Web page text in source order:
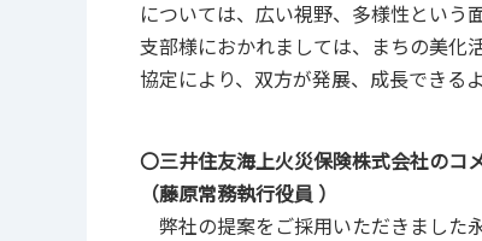
については、広い視野、多様性という
支部様におかれましては、まちの美化
協定により、双方が発展、成長できる
〇三井住友海上火災保険株式会社のコ
（藤原常務執行役員 ）
弊社の提案をご採用いただきました